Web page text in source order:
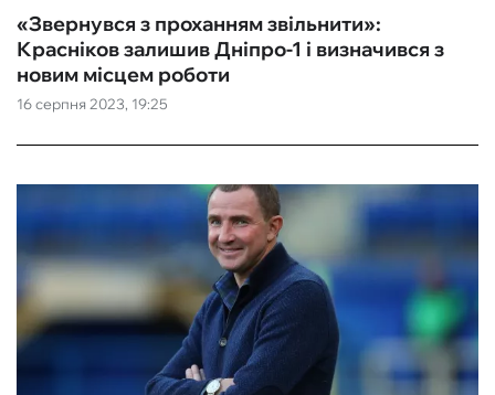
ЧС-2026
ФУТЗАЛ
ІНШІ
БУКМЕКЕРИ
16 серпня 2023, 19:25
«Звернувся з проханням звільнити»:
Красніков залишив Дніпро-1 і визначився з
новим місцем роботи